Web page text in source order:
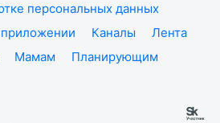
персональных данных
Каналы
Лента
Мамам
Планирующим